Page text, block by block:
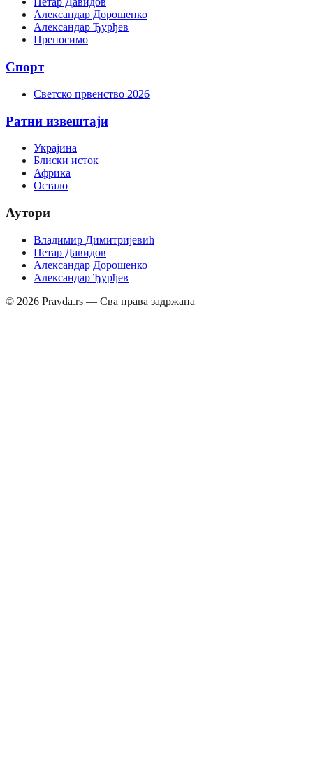
Александар Дорошенко
Александар Ђурђев
Преносимо
Спорт
Светско првенство 2026
Ратни извештаји
Украјина
Блиски исток
Африка
Остало
Аутори
Владимир Димитријевић
Петар Давидов
Александар Дорошенко
Александар Ђурђев
© 2026 Pravda.rs — Сва права задржана